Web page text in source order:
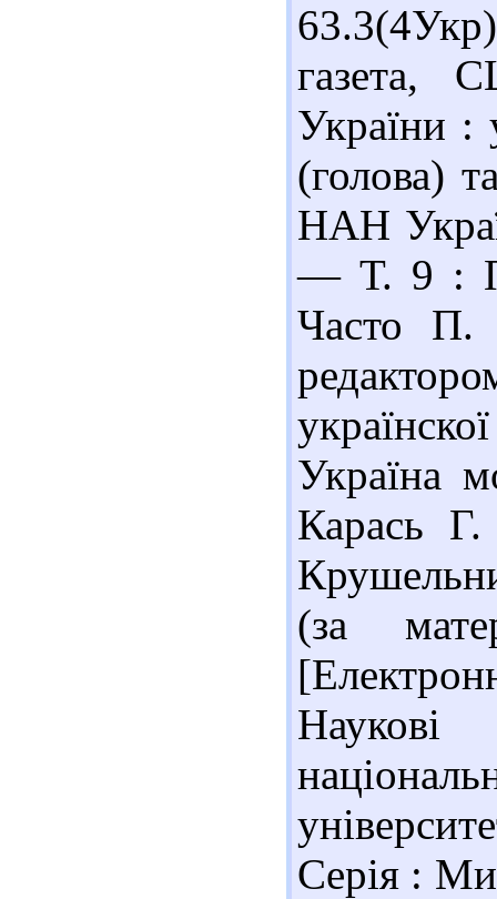
газета,
України
(голова)
НАН
— Т. 9 :
Часто П.
Україна
Карась
(за
Наукові
Серія :